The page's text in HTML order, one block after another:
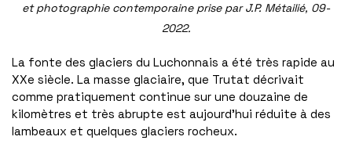
et photographie contemporaine prise par J.P. Métailié, 09-
2022.
La fonte des glaciers du Luchonnais a été très rapide au
XXe siècle. La masse glaciaire, que Trutat décrivait
comme pratiquement continue sur une douzaine de
kilomètres et très abrupte est aujourd’hui réduite à des
lambeaux et quelques glaciers rocheux.